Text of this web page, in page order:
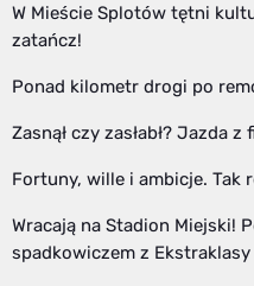
W Mieście Splotów tętni
zatańcz!
Ponad kilometr drogi po
Zasnął czy zasłabł? Jazda
Fortuny, wille i ambicje. Tak
Wracają na Stadion Miejski!
spadkowiczem z Ekstraklasy